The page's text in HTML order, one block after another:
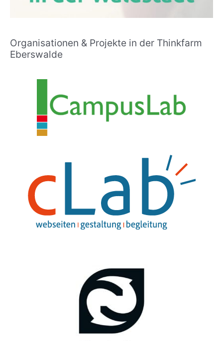
Organisationen & Projekte in der Thinkfarm
Eberswalde